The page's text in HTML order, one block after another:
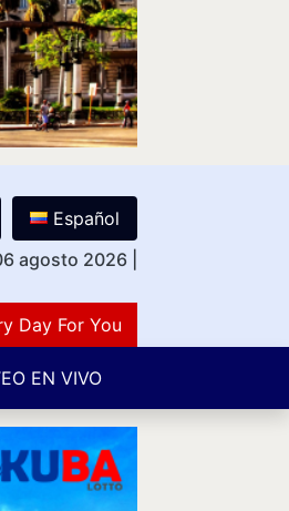
Español
agosto 2026
For You Lovers Of Number
EN VIVO